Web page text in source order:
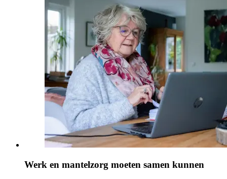
Werk en mantelzorg moeten samen kunnen